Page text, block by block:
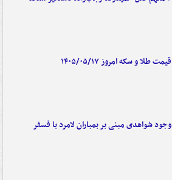
قیمت طلا و سکه امروز ۱۴۰۵/۰۵/۱۷
وجود شواهدی مبنی بر بمباران لامرد با فسفر